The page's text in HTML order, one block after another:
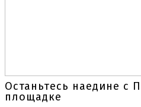
Останьтесь наедине с
площадке